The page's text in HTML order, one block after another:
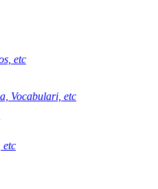
etc
Vocabulari, etc
etc